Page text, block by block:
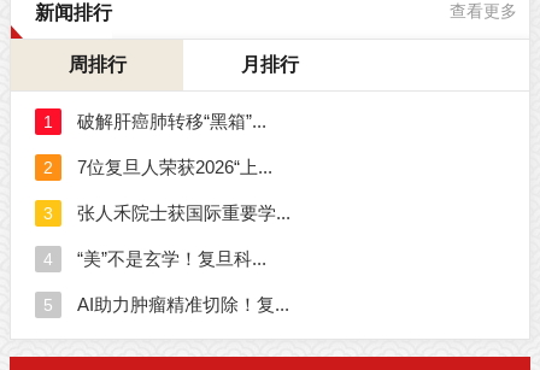
新闻排行 查看更多
周排行 月排行